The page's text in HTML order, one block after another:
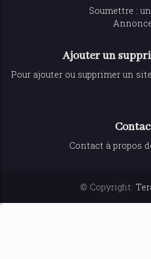
Soumettre :
Ajouter un
Pour ajouter ou supprimer un
Contact à propos
© Copyright: